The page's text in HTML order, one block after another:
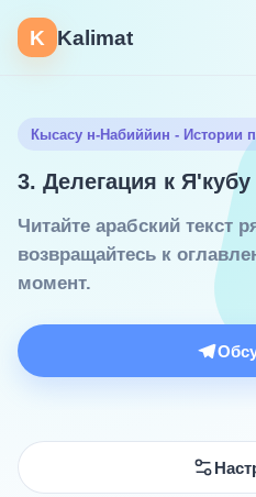
K Kalimat
Кысасу н-Набиййин - Истории
3. Делегация к Я'кубу
Читайте арабский текст
возвращайтесь к
момент.